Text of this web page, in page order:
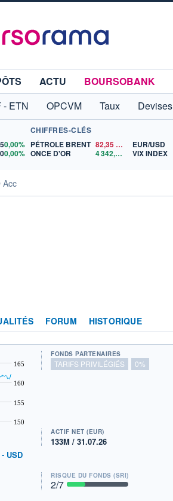
ACTU
BOURSOBANK
- ETN OPCVM Taux Devises
0,00%
0,00%
CHIFFRES-CLÉS
PÉTROLE BRENT 82,35
ONCE D'OR
4 342,26 $US
EUR/USD
VIX INDEX
Acc
FORUM HISTORIQUE
150
155
160
165
USD
FONDS PARTENAIRES
TARIFS PRIVILÉGIÉS 0%
ACTIF NET (EUR)
133M / 31.07.26
RISQUE DU FONDS (SRI)
2/7